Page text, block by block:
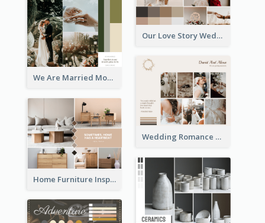
Our Love Story Wedding Mood Board
We Are Married Mood Board
Wedding Romance Mood Board
Home Furniture Inspiration Mood Board